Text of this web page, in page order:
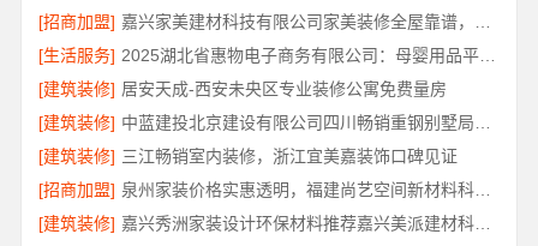
[招商加盟]
[生活服务]
2025湖北省惠物电子商务有限公司：母婴用品平台优缺点分析
[建筑装修] 居安天成-西安未央区专业装修公寓免费量房
[建筑装修]
[建筑装修] 三江畅销室内装修，浙江宜美嘉装饰口碑见证
[招商加盟]
泉州家装价格实惠透明，福建尚艺空间新材料科技有限公司
[建筑装修]
嘉兴秀洲家装设计环保材料推荐嘉兴美派建材科技有限公司